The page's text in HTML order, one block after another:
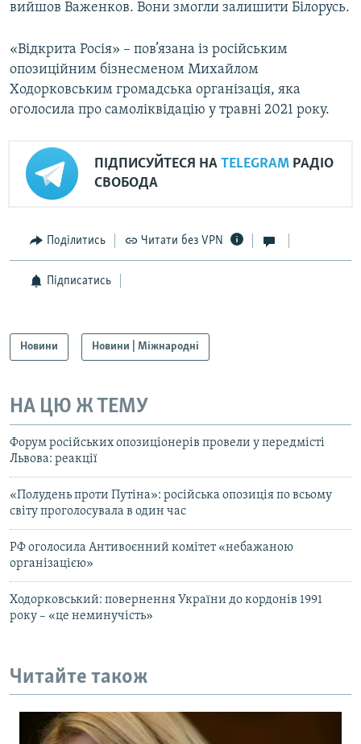
вийшов Важенков. Вони змогли залишити Білорусь.
«Відкрита Росія» – пов’язана із російським
опозиційним бізнесменом Михайлом
Ходорковським громадська організація, яка
оголосила про самоліквідацію у травні 2021 року.
ПІДПИСУЙТЕСЯ НА TELEGRAM РАДІО
СВОБОДА
Поділитись Читати без VPN
Підписатись
Новини Новини | Міжнародні
НА ЦЮ Ж ТЕМУ
Форум російських опозиціонерів провели у передмісті
Львова: реакції
«Полудень проти Путіна»: російська опозиція по всьому
світу проголосувала в один час
РФ оголосила Антивоєнний комітет «небажаною
організацією»
Ходорковський: повернення України до кордонів 1991
року – «це неминучість»
Читайте також